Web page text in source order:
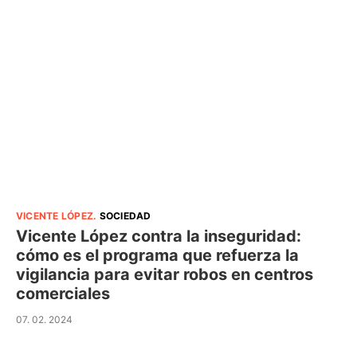
VICENTE LÓPEZ. SOCIEDAD
Vicente López contra la inseguridad:
cómo es el programa que refuerza la
vigilancia para evitar robos en centros
comerciales
07. 02. 2024